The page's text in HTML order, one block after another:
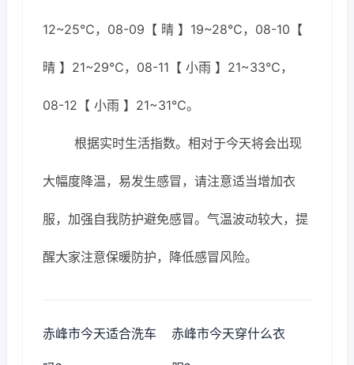
12~25℃，08-09【 晴 】19~28℃，08-10【
晴 】21~29℃，08-11【 小雨 】21~33℃，
08-12【 小雨 】21~31℃。
根据实时生活指数。相对于今天将会出现
大幅度降温，易发生感冒，请注意适当增加衣
服，加强自我防护避免感冒。气温波动较大，提
醒大家注意保暖防护，降低感冒风险。
赤峰市今天适合洗车 赤峰市今天穿什么衣